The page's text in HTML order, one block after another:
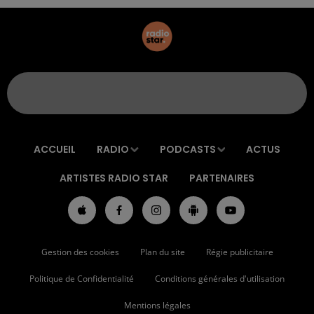
ACCUEIL RADIO PODCASTS ACTUS
ARTISTES RADIO STAR PARTENAIRES
Gestion des cookies Plan du site Régie publicitaire
Politique de Confidentialité Conditions générales d'utilisation
Mentions légales